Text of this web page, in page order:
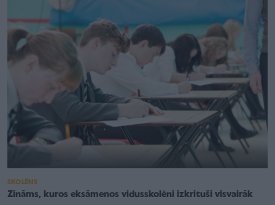
SKOLĒNS
Zināms, kuros eksāmenos vidusskolēni izkrituši visvairāk